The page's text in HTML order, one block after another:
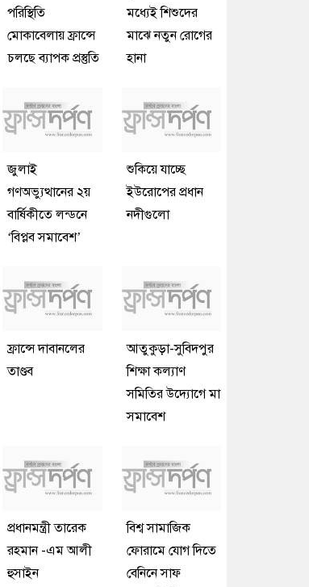
পরিস্থিতি
মোকাবেলায় ফ্রান্সে
চলছে ব্যাপক প্রস্তুতি
মধ্যেই শিশুদের
মাঝে নতুন রোগের
হানা
জুলাই
গণঅভ্যুত্থানের ২য়
বার্ষিকীতে লন্ডনে
‘বিপ্লব সমাবেশ’
শুকিয়ে যাচ্ছে
ইউরোপের প্রধান
নদীগুলো
ফ্রান্সে দাবানলের
তাণ্ডব
আতুকুড়া-সুবিদপুর
শিক্ষা কল্যাণ
সমিতির উদ্যোগে মা
সমাবেশ
প্রধানমন্ত্রী তারেক
রহমান -এম আলী
হুসাইন
বিশ্ব সামাজিক
ফোরামে যোগ দিতে
বেনিনে সাফ